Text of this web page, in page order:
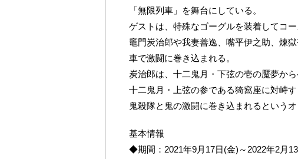
「無限列車」を舞台にしている。
ゲストは、特殊なゴーグルを装着してコー
竈門炭治郎や我妻善逸、嘴平伊之助、煉
車で激闘に巻き込まれる。
炭治郎は、十二鬼月・下弦の壱の魘夢か
十二鬼月・上弦の参である猗窩座に対峙す
鬼殺隊と鬼の激闘に巻き込まれるという
基本情報
◆期間：2021年9月17日(金)～2022年2月